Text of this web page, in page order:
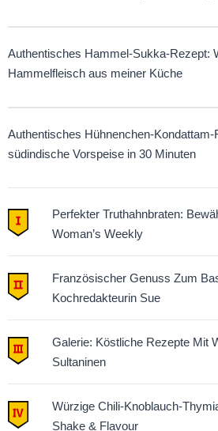
Authentisches Hammel-Sukka-Rezept:
Hammelfleisch aus meiner Küche
Authentisches Hühnenchen-
südindische Vorspeise in 30 Minuten
Perfekter Truthahnbraten:
Woman’s Weekly
Französischer Genuss Zum
Kochredakteurin Sue
Galerie: Köstliche Rezepte Mit
Sultaninen
Würzige Chili-Knoblauch-
Shake & Flavour